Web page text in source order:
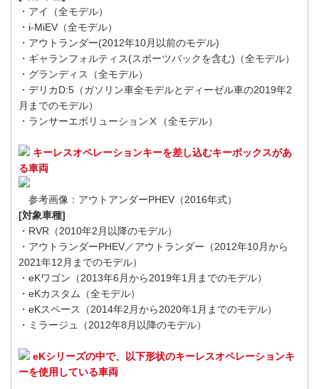
・アイ（全モデル）
・i-MiEV（全モデル）
・アウトランダー(2012年10月以前のモデル)
・ギャランフォルティス(スポーツバックを含む)（全モデル）
・グランディス（全モデル）
・デリカD:5（ガソリン車全モデルとディーゼル車の2019年2
月までのモデル）
・ランサーエボリューションⅩ（全モデル）
キーレスオペレーションキーを差し込むキーボックスがあ
る車両
参考画像：アウトアンダーPHEV（2016年式）
[対象車種]
・RVR（2010年2月以降のモデル）
・アウトランダーPHEV／アウトランダー（2012年10月から
2021年12月までのモデル）
・eKワゴン（2013年6月から2019年1月までのモデル）
・eKカスタム（全モデル）
・eKスペース（2014年2月から2020年1月までのモデル）
・ミラージュ（2012年8月以降のモデル）
eKシリーズの中で、以下形状のキーレスオペレーションキ
ーを使用している車両